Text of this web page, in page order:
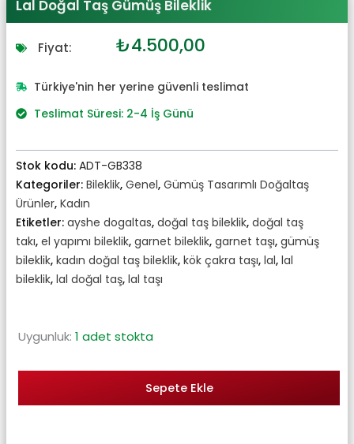
Lal Doğal Taş Gümüş Bileklik
Fiyat: Orijinal
₺4.800,00.
₺4.500,00
fiyat:
Türkiye'nin her yerine güvenli teslimat
Teslimat Süresi: 2-4 İş Günü
Stok kodu: ADT-GB338
Kategoriler: Bileklik, Genel, Gümüş Tasarımlı Doğaltaş
Ürünler, Kadın
Etiketler: ayshe dogaltas, doğal taş bileklik, doğal taş
takı, el yapımı bileklik, garnet bileklik, garnet taşı, gümüş
bileklik, kadın doğal taş bileklik, kök çakra taşı, lal, lal
bileklik, lal doğal taş, lal taşı
Uygunluk: 1 adet stokta
Sepete Ekle